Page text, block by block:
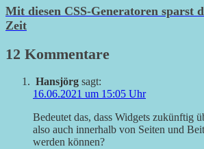
Mit diesen CSS-Generatoren sparst
Zeit
12 Kommentare
Hansjörg sagt:
16.06.2021 um 15:05 Uhr
Bedeutet das, dass Widgets zukünftig
also auch innerhalb von Seiten und
werden können?